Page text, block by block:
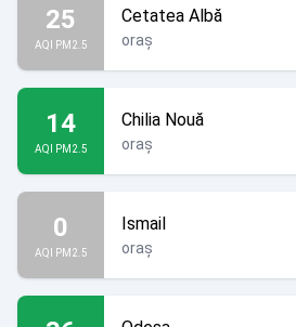
25
AQI PM2.5
Cetatea Albă
oraș
14
AQI PM2.5
Chilia Nouă
oraș
0
AQI PM2.5
Ismail
oraș